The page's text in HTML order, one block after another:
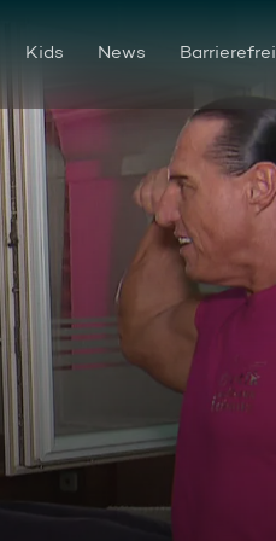
Kids News Barrierefrei
Kitzecker Sepp